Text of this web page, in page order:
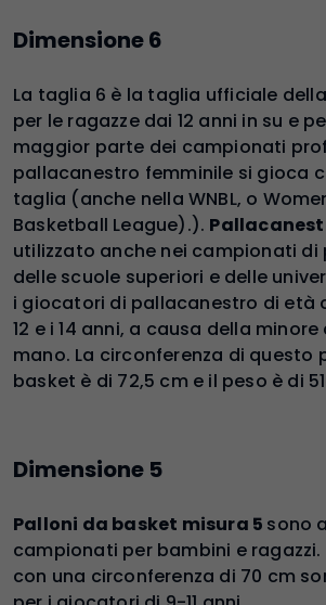
Dimensione 6
La taglia 6 è la taglia ufficiale
per le ragazze dai 12 anni in su e
maggior parte dei campionati
pallacanestro femminile si gioca
taglia (anche nella WNBL, o
Basketball League).).
utilizzato anche nei campionati
delle scuole superiori e delle
i giocatori di pallacanestro di età
12 e i 14 anni, a causa della
mano. La circonferenza di questo
basket è di 72,5 cm e il peso è di
Dimensione 5
Palloni da basket misura 5 sono
campionati per bambini e
con una circonferenza di 70 cm